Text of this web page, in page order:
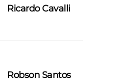
Ricardo Cavalli
Robson Santos